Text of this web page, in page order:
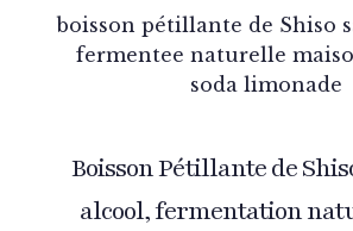
Boisson Pétillante de
alcool, fermentation